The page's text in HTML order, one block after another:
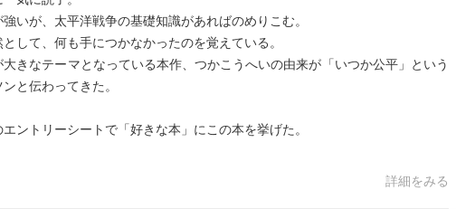
いが、太平洋戦争の基礎知識があればのめりこむ。
して、何も手につかなかったのを覚えている。
大きなテーマとなっている本作、つかこうへいの由来が「いつか公平」という
と伝わってきた。
ントリーシートで「好きな本」にこの本を挙げた。
詳細をみる